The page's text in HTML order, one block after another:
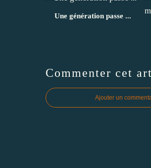
Une génération passe ...
Commenter cet
Ajouter un